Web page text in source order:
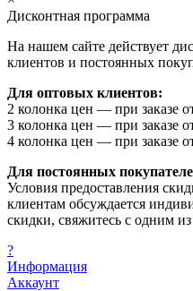
Дисконтная программа
На нашем сайте действует
клиентов и постоянных
Для оптовых клиентов:
2 колонка цен — при заказе
3 колонка цен — при заказе
4 колонка цен — при заказе
Для постоянных
Условия предоставления
клиентам обсуждается
скидки, свяжитесь с одним
?
Информация
Аккаунт